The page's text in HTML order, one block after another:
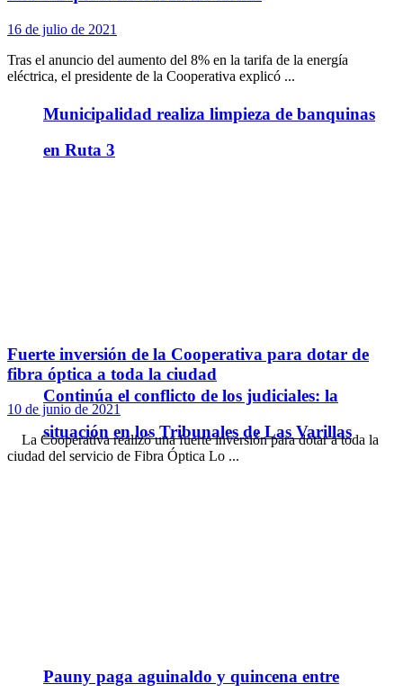
Municipalidad realiza limpieza de banquinas
en Ruta 3
Continúa el conflicto de los judiciales: la
situación en los Tribunales de Las Varillas
Pauny paga aguinaldo y quincena entre
16 de julio de 2021
Tras el anuncio del aumento del 8% en la tarifa de la energía
eléctrica, el presidente de la Cooperativa explicó ...
Fuerte inversión de la Cooperativa para dotar de
fibra óptica a toda la ciudad
10 de junio de 2021
La Cooperativa realizó una fuerte inversión para dotar a toda la
ciudad del servicio de Fibra Óptica Lo ...